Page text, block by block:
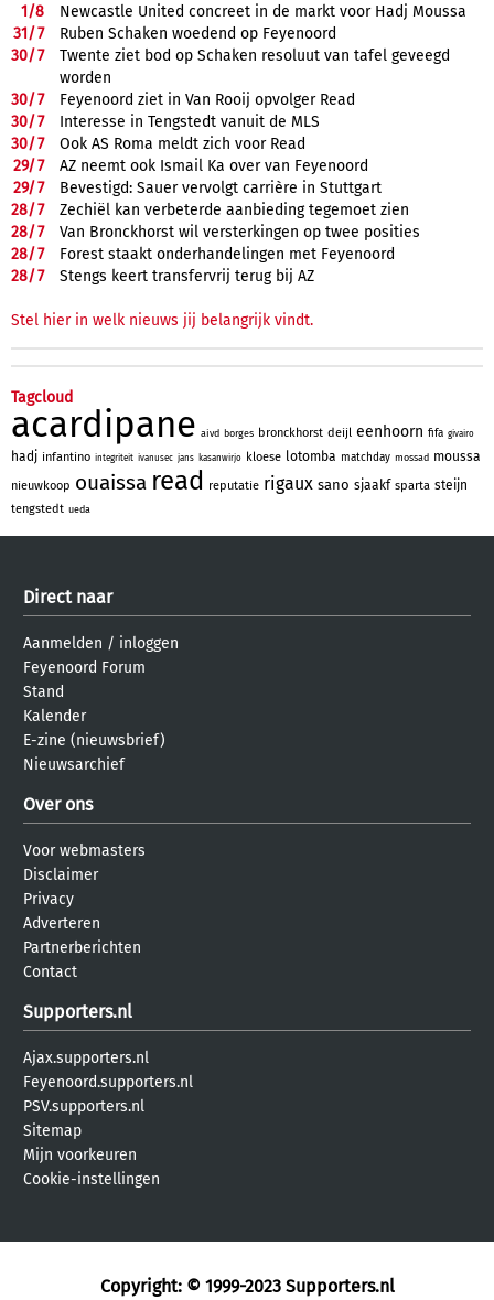
1/8
Newcastle United concreet in de markt voor Hadj Moussa
31/7
Ruben Schaken woedend op Feyenoord
30/7
Twente ziet bod op Schaken resoluut van tafel geveegd
worden
30/7
Feyenoord ziet in Van Rooij opvolger Read
30/7
Interesse in Tengstedt vanuit de MLS
30/7
Ook AS Roma meldt zich voor Read
29/7
AZ neemt ook Ismail Ka over van Feyenoord
29/7
Bevestigd: Sauer vervolgt carrière in Stuttgart
28/7
Zechiël kan verbeterde aanbieding tegemoet zien
28/7
Van Bronckhorst wil versterkingen op twee posities
28/7
Forest staakt onderhandelingen met Feyenoord
28/7 Stengs keert transfervrij terug bij AZ
Stel hier in welk nieuws jij belangrijk vindt.
Tagcloud
acardipane aivd borges bronckhorst deijl eenhoorn fifa givairo
hadj infantino integriteit ivanusec jans kasanwirjo kloese lotomba matchday mossad moussa
nieuwkoop ouaissa read reputatie rigaux sano sjaakf sparta steijn
tengstedt ueda
Direct naar
Aanmelden / inloggen
Feyenoord Forum
Stand
Kalender
E-zine (nieuwsbrief)
Nieuwsarchief
Over ons
Voor webmasters
Disclaimer
Privacy
Adverteren
Partnerberichten
Contact
Supporters.nl
Ajax.supporters.nl
Feyenoord.supporters.nl
PSV.supporters.nl
Sitemap
Mijn voorkeuren
Cookie-instellingen
Copyright: © 1999-2023 Supporters.nl